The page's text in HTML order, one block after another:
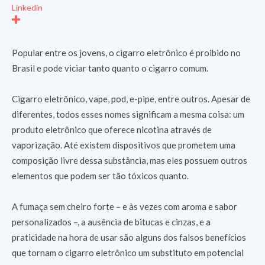
Linkedin
Popular entre os jovens, o cigarro eletrônico é proibido no
Brasil e pode viciar tanto quanto o cigarro comum.
Cigarro eletrônico, vape, pod, e-pipe, entre outros. Apesar de
diferentes, todos esses nomes significam a mesma coisa: um
produto eletrônico que oferece nicotina através de
vaporização. Até existem dispositivos que prometem uma
composição livre dessa substância, mas eles possuem outros
elementos que podem ser tão tóxicos quanto.
A fumaça sem cheiro forte – e às vezes com aroma e sabor
personalizados –, a ausência de bitucas e cinzas, e a
praticidade na hora de usar são alguns dos falsos benefícios
que tornam o cigarro eletrônico um substituto em potencial